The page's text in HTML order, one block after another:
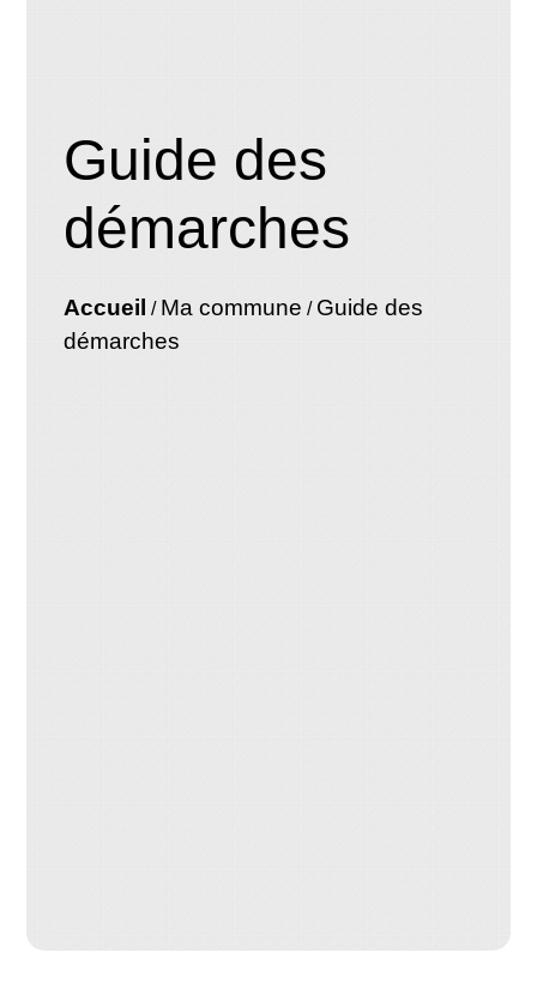
Guide des
démarches
Accueil / Ma commune / Guide des
démarches